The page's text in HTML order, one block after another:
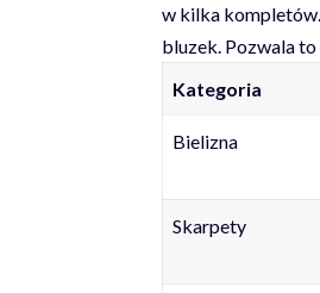
w kilka
bluzek. Pozwala
Kategoria
Bielizna
Skarpety